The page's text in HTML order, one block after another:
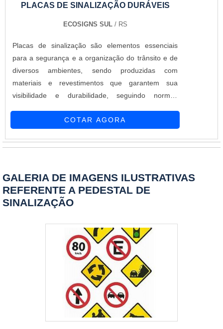
PLACAS DE SINALIZAÇÃO DURÁVEIS
ECOSIGNS SUL/ RS
Placas de sinalização são elementos essenciais
para a segurança e a organização do trânsito e de
diversos ambientes, sendo produzidas com
materiais e revestimentos que garantem sua
visibilidade e durabilidade, seguindo normas
COTAR AGORA
GALERIA DE IMAGENS ILUSTRATIVAS
REFERENTE A PEDESTAL DE
SINALIZAÇÃO